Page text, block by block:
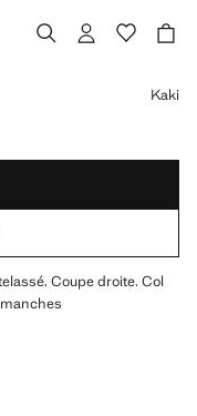
Kaki
Coupe droite. Col